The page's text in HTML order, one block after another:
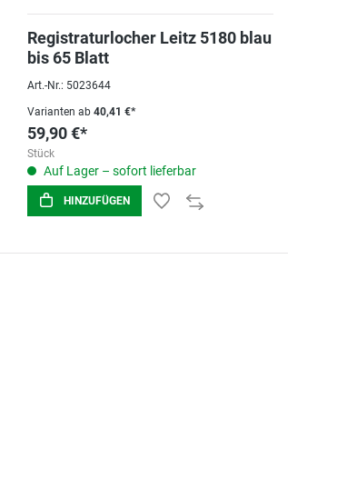
Registraturlocher Leitz 5180 blau
bis 65 Blatt
Art.-Nr.: 5023644
Varianten ab40,41 €*
59,90 €*
Stück
Auf Lager – sofort lieferbar
HINZUFÜGEN